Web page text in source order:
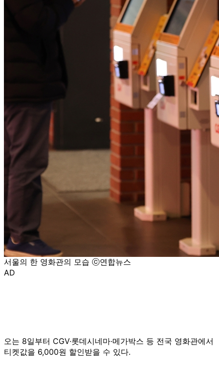
서울의 한 영화관의 모습 ⓒ연합뉴스
AD
오는 8일부터 CGV·롯데시네마·메가박스 등 전국 영화관에서
티켓값을 6,000원 할인받을 수 있다.